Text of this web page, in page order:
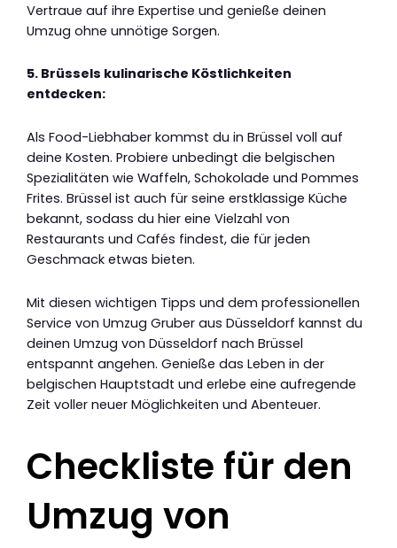
Vertraue auf ihre Expertise und genieße deinen
Umzug ohne unnötige Sorgen.
5. Brüssels kulinarische Köstlichkeiten
entdecken:
Als Food-Liebhaber kommst du in Brüssel voll auf
deine Kosten. Probiere unbedingt die belgischen
Spezialitäten wie Waffeln, Schokolade und Pommes
Frites. Brüssel ist auch für seine erstklassige Küche
bekannt, sodass du hier eine Vielzahl von
Restaurants und Cafés findest, die für jeden
Geschmack etwas bieten.
Mit diesen wichtigen Tipps und dem professionellen
Service von Umzug Gruber aus Düsseldorf kannst du
deinen Umzug von Düsseldorf nach Brüssel
entspannt angehen. Genieße das Leben in der
belgischen Hauptstadt und erlebe eine aufregende
Zeit voller neuer Möglichkeiten und Abenteuer.
Checkliste für den
Umzug von